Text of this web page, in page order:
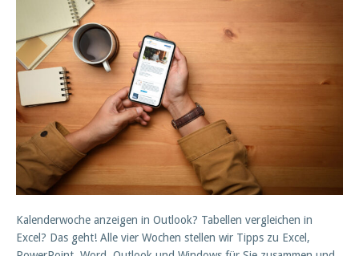
Kalenderwoche anzeigen in Outlook? Tabellen vergleichen in
Excel? Das geht! Alle vier Wochen stellen wir Tipps zu Excel,